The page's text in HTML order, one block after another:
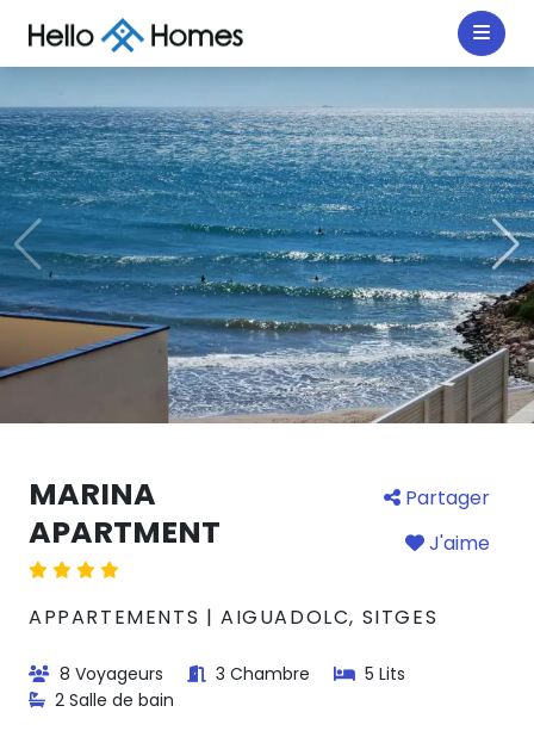
MARINA
APARTMENT
Partager
J'aime
APPARTEMENTS | AIGUADOLC, SITGES
8 Voyageurs 3 Chambre
5 Lits
2 Salle de bain